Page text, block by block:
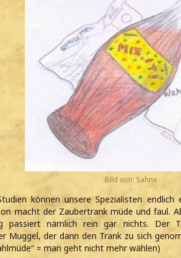
Bild von: Sahne
können unsere Spezialisten
macht der Zaubertrank müde und faul.
passiert nämlich rein gar nichts. Der
Muggel, der dann den Trank zu sich
= man geht nicht mehr wählen)